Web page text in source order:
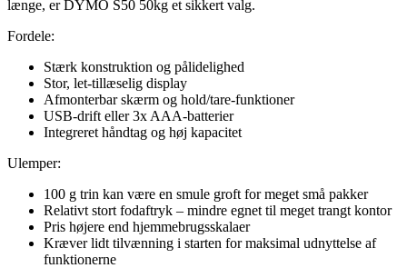
længe, er DYMO S50 50kg et sikkert valg.
Fordele:
Stærk konstruktion og pålidelighed
Stor, let-tillæselig display
Afmonterbar skærm og hold/tare-funktioner
USB-drift eller 3x AAA-batterier
Integreret håndtag og høj kapacitet
Ulemper:
100 g trin kan være en smule groft for meget små pakker
Relativt stort fodaftryk – mindre egnet til meget trangt kontor
Pris højere end hjemmebrugsskalaer
Kræver lidt tilvænning i starten for maksimal udnyttelse af
funktionerne